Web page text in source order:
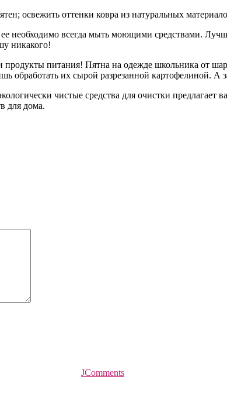
освежить оттенки ковра из натуральных
необходимо всегда мыть моющими средствами.
никакого!
продукты питания! Пятна на одежде школьника от
обработать их сырой разрезанной картофелиной. А
чистые средства для очистки предлагает
для дома.
JComments